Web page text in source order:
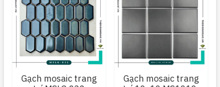
Gạch mosaic trang
Gạch mosaic trang